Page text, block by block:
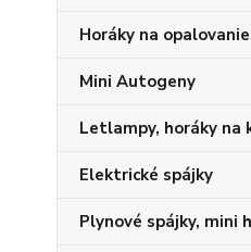
Horáky na opalovanie
Mini Autogeny
Letlampy, horáky na
Elektrické spájky
Plynové spájky, mini